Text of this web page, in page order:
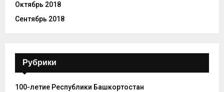
Октябрь 2018
Сентябрь 2018
Рубрики
100-летие Республики Башкортостан